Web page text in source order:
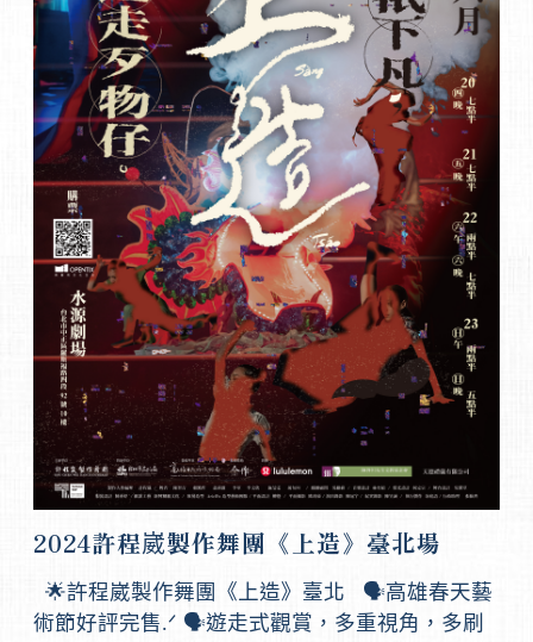
2024許程崴製作舞團《上造》臺北場
🌟許程崴製作舞團《上造》臺北 🗣️高雄春天藝
術節好評完售.ᐟ 🗣️遊走式觀賞，多重視角，多刷